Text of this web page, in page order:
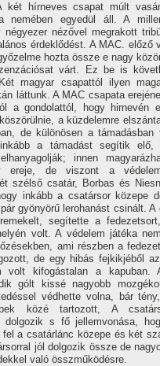
két hí­rneves csapat múlt
nemében egyedül áll. A
négyezer nézővel megrakott
érdeklődést. A MAC. előző
hozta össze e nagy
várt. Ez be is
magyar csapattól ilyen
láttunk. A MAC csapata
a gondolattól, hogy hirnevén
a küzdelemre
de különösen a támadásban
a támadást segí­tik
innen
ereje, de viszont a
szélső csatár, Borbas és
inkább a csatársor közepe
gyönyörű lerohanást csinált. A
segí­tette a
volt. A védelem játéka
ami részben a
de egy hibás fejkikjéből
volt kifogástalan a kapuban.
gólt kissé nagyobb
védhette volna, bár
közé tartozott, A
dolgozik s fő jellemvonása,
fel a csatárlánc közepe és két
jól dolgozik össze de
való összműködésre.